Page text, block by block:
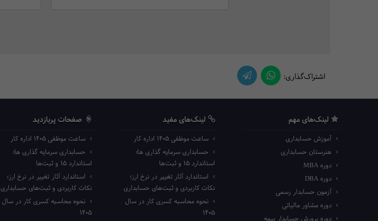
اشتراک‌گذاری:
لینک‌های مهم
آموزش حسابداری
هنرستان حسابداری
دوره MBA
دوره DBA
آزمون حسابدار رسمی
دوره مشاور مالیاتی
دوره پرورش حسابدار بیمه
لینک‌های مفید
ساعت موظفی ۱۴۰۵ اداره کار
حسابداری سرمایه گذاری ها؛
استاندارد ۱۵ و ثبت‌ها
استاندارد آثار تغییر در نرخ ارز؛
نکات کاربردی و ثبت‌های حسابداری
نحوه محاسبه کسری کار در سال
۱۴۰۵
صفحات پربازدید
ساعت موظفی ۱۴۰۵ اداره کار
حسابداری سرمایه گذاری ها؛
استاندارد ۱۵ و ثبت‌ها
استاندارد آثار تغییر در نرخ ارز؛
نکات کاربردی و ثبت‌های حسابداری
نحوه محاسبه کسری کار در سال
۱۴۰۵